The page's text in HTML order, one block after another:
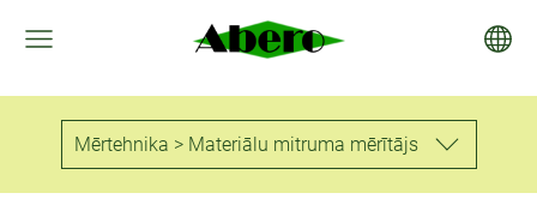
Mērtehnika > Materiālu mitruma mērītājs